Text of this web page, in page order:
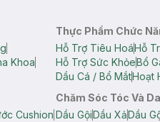
Khoa
Thực Phẩm Chức
Hỗ Trợ Tiêu HoáHỗ
Hỗ Trợ Sức KhỏeBổ
Dầu Cá / Bổ MắtHoạt
Cushion
Chăm Sóc Tóc Và
Dầu GộiDầu XảDầu